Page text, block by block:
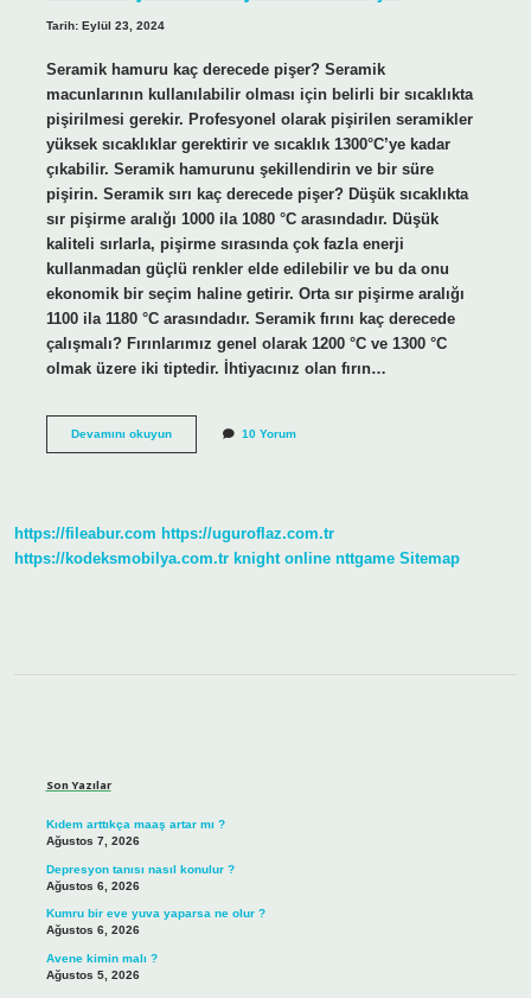
Tarih: Eylül 23, 2024
Seramik hamuru kaç derecede pişer? Seramik
macunlarının kullanılabilir olması için belirli bir sıcaklıkta
pişirilmesi gerekir. Profesyonel olarak pişirilen seramikler
yüksek sıcaklıklar gerektirir ve sıcaklık 1300°C’ye kadar
çıkabilir. Seramik hamurunu şekillendirin ve bir süre
pişirin. Seramik sırı kaç derecede pişer? Düşük sıcaklıkta
sır pişirme aralığı 1000 ila 1080 °C arasındadır. Düşük
kaliteli sırlarla, pişirme sırasında çok fazla enerji
kullanmadan güçlü renkler elde edilebilir ve bu da onu
ekonomik bir seçim haline getirir. Orta sır pişirme aralığı
1100 ila 1180 °C arasındadır. Seramik fırını kaç derecede
çalışmalı? Fırınlarımız genel olarak 1200 °C ve 1300 °C
olmak üzere iki tiptedir. İhtiyacınız olan fırın…
Devamını okuyunSeramik
10 Yorum
https://fileabur.com https://uguroflaz.com.tr
https://kodeksmobilya.com.tr knight online nttgame Sitemap
Son Yazılar
Kıdem arttıkça maaş artar mı ?
Ağustos 7, 2026
Depresyon tanısı nasıl konulur ?
Ağustos 6, 2026
Kumru bir eve yuva yaparsa ne olur ?
Ağustos 6, 2026
Avene kimin malı ?
Ağustos 5, 2026